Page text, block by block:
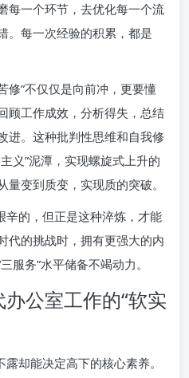
每一个环节，去优化每一个流
。每一次经验的积累，都是
修”不仅仅是向前冲，更要懂
顾工作成效，分析得失，总结
进。这种批判性思维和自我修
义”泥潭，实现螺旋式上升的
变到质变，实现质的突破。
辛的，但正是这种淬炼，才能
代的挑战时，拥有更强大的内
服务”水平储备不竭动力。
公室工作的“软实
露却能决定高下的核心素养。